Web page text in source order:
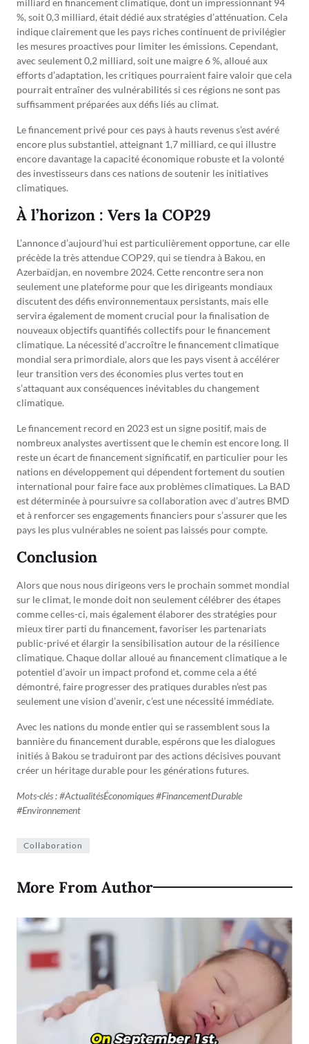
milliard en financement climatique, dont un impressionnant 94
%, soit 0,3 milliard, était dédié aux stratégies d’atténuation. Cela
indique clairement que les pays riches continuent de privilégier
les mesures proactives pour limiter les émissions. Cependant,
avec seulement 0,2 milliard, soit une maigre 6 %, alloué aux
efforts d’adaptation, les critiques pourraient faire valoir que cela
pourrait entraîner des vulnérabilités si ces régions ne sont pas
suffisamment préparées aux défis liés au climat.
Le financement privé pour ces pays à hauts revenus s’est avéré
encore plus substantiel, atteignant 1,7 milliard, ce qui illustre
encore davantage la capacité économique robuste et la volonté
des investisseurs dans ces nations de soutenir les initiatives
climatiques.
À l’horizon : Vers la COP29
L’annonce d’aujourd’hui est particulièrement opportune, car elle
précède la très attendue COP29, qui se tiendra à Bakou, en
Azerbaïdjan, en novembre 2024. Cette rencontre sera non
seulement une plateforme pour que les dirigeants mondiaux
discutent des défis environnementaux persistants, mais elle
servira également de moment crucial pour la finalisation de
nouveaux objectifs quantifiés collectifs pour le financement
climatique. La nécessité d’accroître le financement climatique
mondial sera primordiale, alors que les pays visent à accélérer
leur transition vers des économies plus vertes tout en
s’attaquant aux conséquences inévitables du changement
climatique.
Le financement record en 2023 est un signe positif, mais de
nombreux analystes avertissent que le chemin est encore long. Il
reste un écart de financement significatif, en particulier pour les
nations en développement qui dépendent fortement du soutien
international pour faire face aux problèmes climatiques. La BAD
est déterminée à poursuivre sa collaboration avec d’autres BMD
et à renforcer ses engagements financiers pour s’assurer que les
pays les plus vulnérables ne soient pas laissés pour compte.
Conclusion
Alors que nous nous dirigeons vers le prochain sommet mondial
sur le climat, le monde doit non seulement célébrer des étapes
comme celles-ci, mais également élaborer des stratégies pour
mieux tirer parti du financement, favoriser les partenariats
public-privé et élargir la sensibilisation autour de la résilience
climatique. Chaque dollar alloué au financement climatique a le
potentiel d’avoir un impact profond et, comme cela a été
démontré, faire progresser des pratiques durables n’est pas
seulement une vision d’avenir, c’est une nécessité immédiate.
Avec les nations du monde entier qui se rassemblent sous la
bannière du financement durable, espérons que les dialogues
initiés à Bakou se traduiront par des actions décisives pouvant
créer un héritage durable pour les générations futures.
Mots-clés : #ActualitésÉconomiques #FinancementDurable
#Environnement
Collaboration
More From Author